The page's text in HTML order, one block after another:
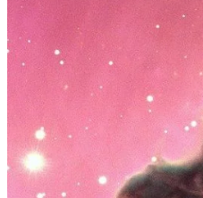
Turistika
Cyklistika
Hrady
Podujatia
Výstava
Galéria
Festival
Folklór
Koncert
Ubytovanie
Pobyty